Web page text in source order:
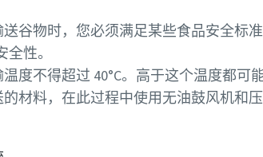
谷物时，您必须满足某些食品安全标
性。
度不得超过 40°C。高于这个温度都可
材料，在此过程中使用无油鼓风机和